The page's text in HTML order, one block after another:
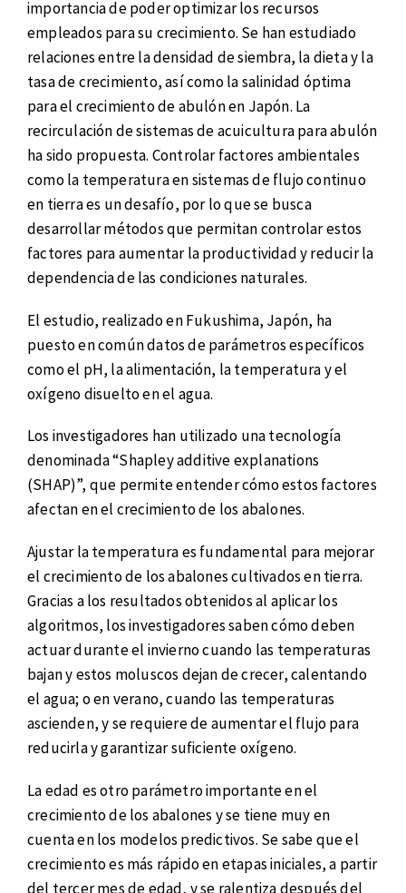
importancia de poder optimizar los recursos
empleados para su crecimiento. Se han estudiado
relaciones entre la densidad de siembra, la dieta y la
tasa de crecimiento, así como la salinidad óptima
para el crecimiento de abulón en Japón. La
recirculación de sistemas de acuicultura para abulón
ha sido propuesta. Controlar factores ambientales
como la temperatura en sistemas de flujo continuo
en tierra es un desafío, por lo que se busca
desarrollar métodos que permitan controlar estos
factores para aumentar la productividad y reducir la
dependencia de las condiciones naturales.
El estudio, realizado en Fukushima, Japón, ha
puesto en común datos de parámetros específicos
como el pH, la alimentación, la temperatura y el
oxígeno disuelto en el agua.
Los investigadores han utilizado una tecnología
denominada “Shapley additive explanations
(SHAP)”, que permite entender cómo estos factores
afectan en el crecimiento de los abalones.
Ajustar la temperatura es fundamental para mejorar
el crecimiento de los abalones cultivados en tierra.
Gracias a los resultados obtenidos al aplicar los
algoritmos, los investigadores saben cómo deben
actuar durante el invierno cuando las temperaturas
bajan y estos moluscos dejan de crecer, calentando
el agua; o en verano, cuando las temperaturas
ascienden, y se requiere de aumentar el flujo para
reducirla y garantizar suficiente oxígeno.
La edad es otro parámetro importante en el
crecimiento de los abalones y se tiene muy en
cuenta en los modelos predictivos. Se sabe que el
crecimiento es más rápido en etapas iniciales, a partir
del tercer mes de edad, y se ralentiza después del